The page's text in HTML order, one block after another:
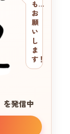
も…
お
願
い
し
ま
す！
を発信中